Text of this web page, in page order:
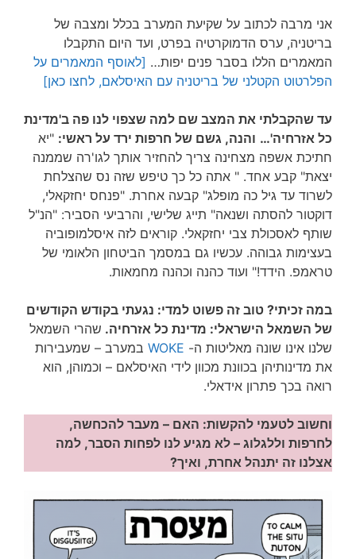
אני מרבה לכתוב על שקיעת המערב בכלל ומצבה של
בריטניה, ערס הדמוקרטיה בפרט, ועד היום התקבלו
המאמרים הללו בסבר פנים יפות… [לאוסף המאמרים על
הפלרטוט הקטלני של בריטניה עם האיסלאם, לחצו כאן]
עד שהקבלתי את המצב שם למה שצפוי לנו פה ב'מדינת
כל אזרחיה'… והנה, גשם של חרפות ירד על ראשי: "יא
חתיכת אשפה מצחינה צריך להחזיר אותך לגו'רה שממנה
יצאת" קבע אחד. " אתה כל כך טיפש שזה נס שהצלחת
לשרוד עד גיל כה מופלג" קבעה אחרת. "פנחס יחזקאלי,
דוקטור להסתה ושנאה" תייג שלישי, והרביעי הסביר: "הנ"ל
שותף לאסכולת צבי יחזקאלי. קוראים לזה איסלמופוביה
בעצימות גבוהה. עכשיו גם במסמך הביטחון הלאומי של
טראמפ. הידד!" ועוד כהנה וכהנה מחמאות.
במה זכיתי? טוב זה פשוט למדי: נגעתי בקודש הקודשים
של השמאל הישראלי: מדינת כל אזרחיה. שהרי השמאל
שלנו אינו שונה מאליטות ה- WOKE במערב – שמעבירות
את מדינותיהן בכוונת מכוון לידי האיסלאם – וכמוהן, הוא
רואה בכך פתרון אידאלי.
וחשוב לטעמי להקשות: האם – מעבר להכחשה,
לחרפות וללגלוג – לא מגיע לנו לפחות הסבר, למה
אצלנו זה יתנהל אחרת, ואיך?